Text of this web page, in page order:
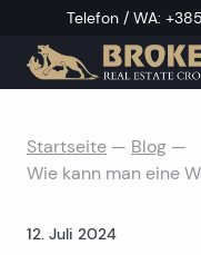
Telefon / WA:
Startseite — Blog —
Wie kann man eine
12. Juli 2024